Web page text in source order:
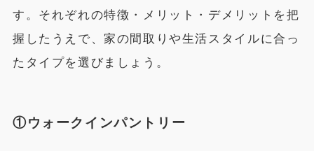
す。それぞれの特徴・メリット・デメリットを把
握したうえで、家の間取りや生活スタイルに合っ
たタイプを選びましょう。
①ウォークインパントリー